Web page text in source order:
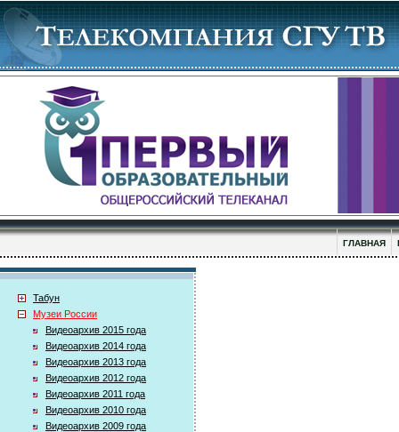
ГЛАВНАЯ
Табун
Музеи России
Видеоархив 2015 года
Видеоархив 2014 года
Видеоархив 2013 года
Видеоархив 2012 года
Видеоархив 2011 года
Видеоархив 2010 года
Видеоархив 2009 года